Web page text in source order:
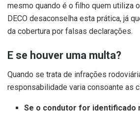
mesmo quando é o filho quem utiliza
DECO desaconselha esta prática, já
da cobertura por falsas declarações.
E se houver uma multa?
Quando se trata de infrações
responsabilidade varia consoante as
Se o condutor for identificado